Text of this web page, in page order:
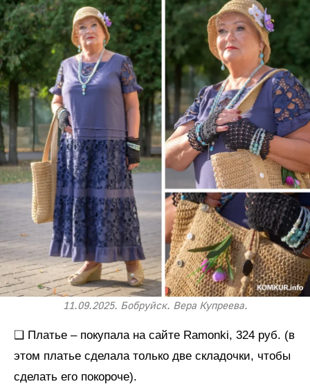
11.09.2025. Бобруйск. Вера Купреева.
❑ Платье – покупала на сайте Ramonki, 324 руб. (в
этом платье сделала только две складочки, чтобы
сделать его покороче).